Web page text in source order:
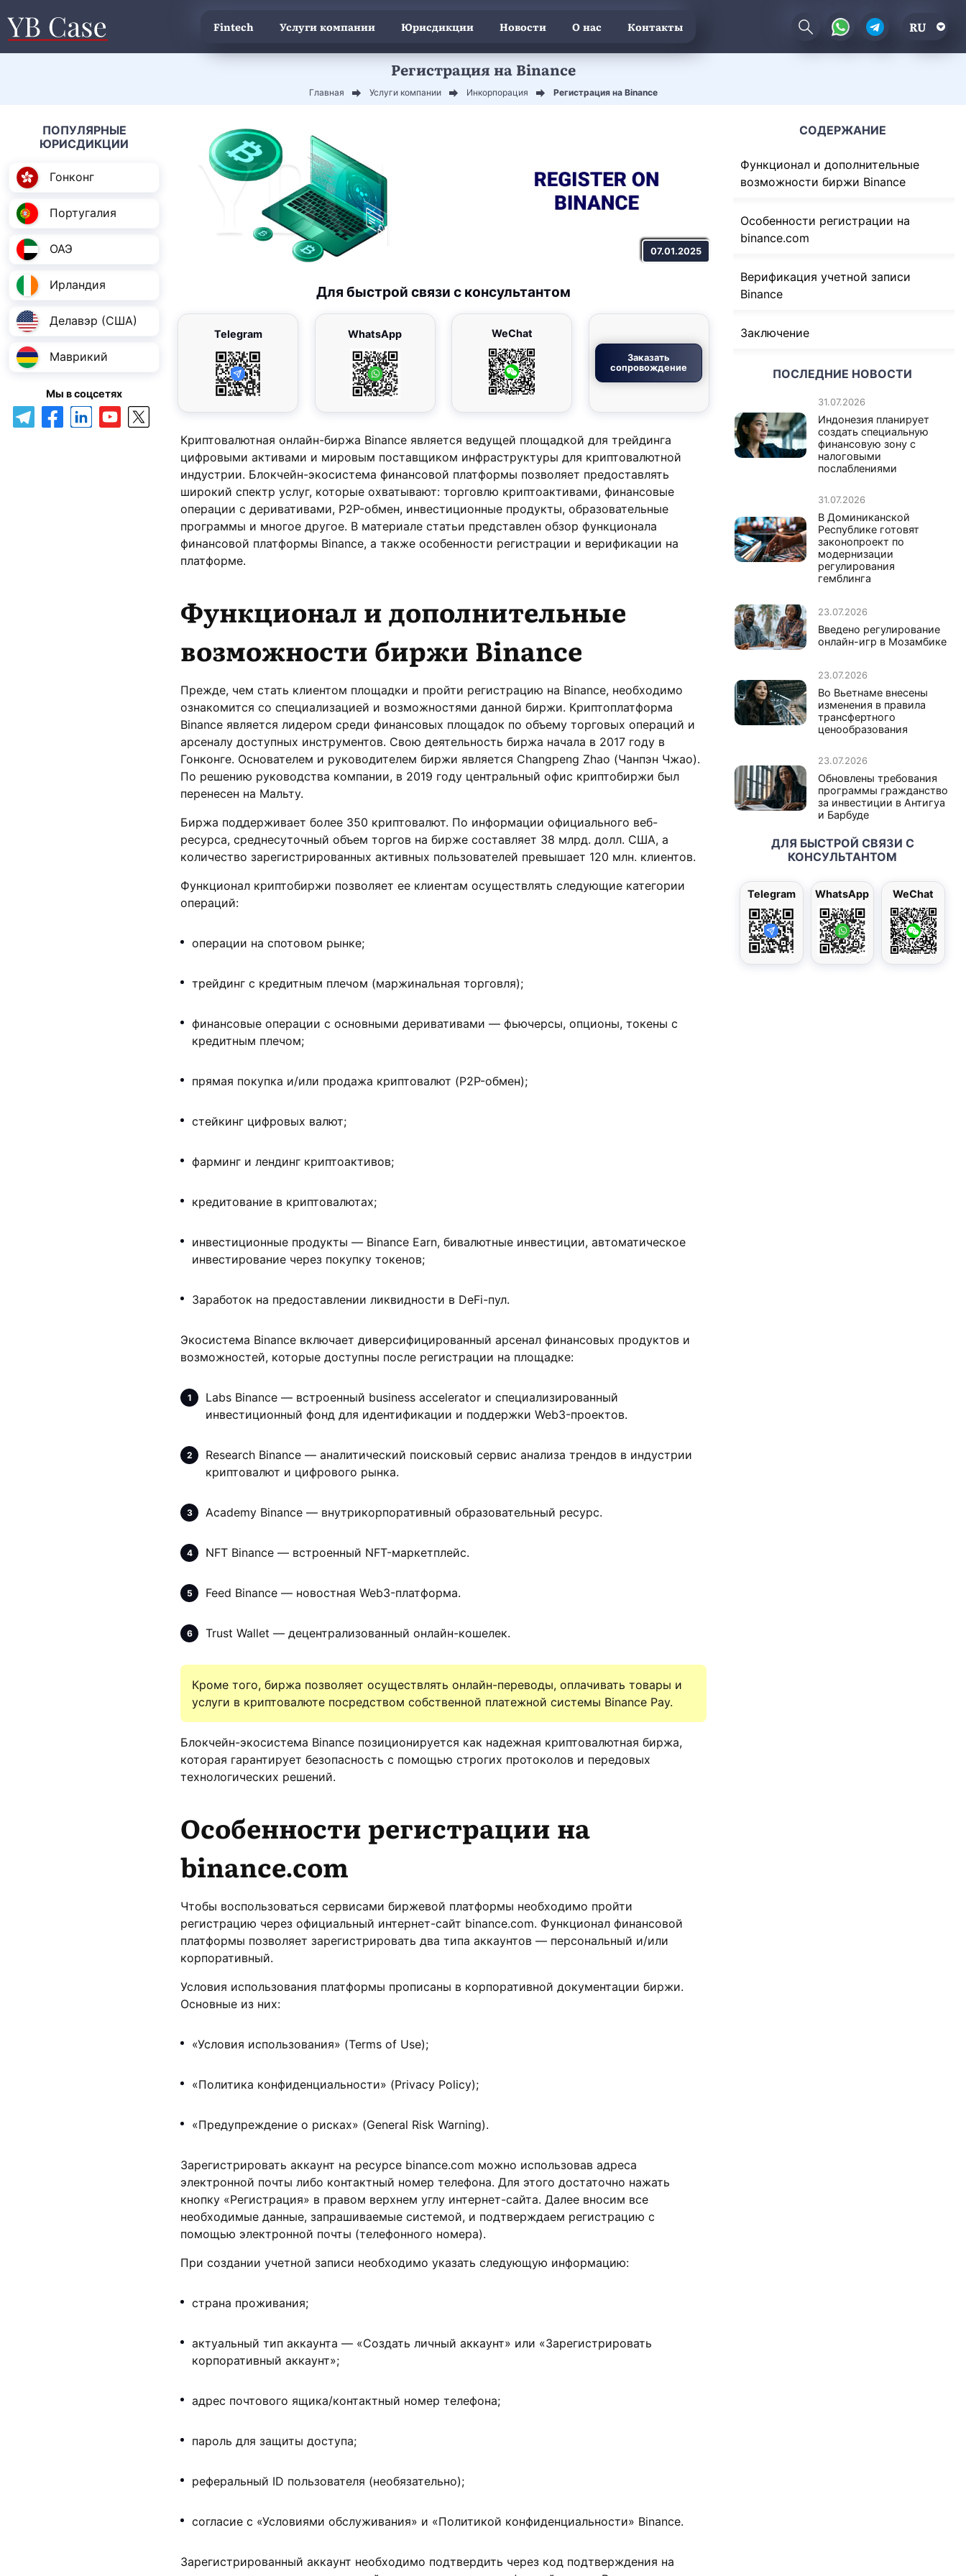
Fintech Услуги компании Юрисдикции Новости О нас Контакты RU
Регистрация на Binance
Главная Услуги компании Инкорпорация Регистрация на Binance
ПОПУЛЯРНЫЕ
ЮРИСДИКЦИИ
Гонконг
Португалия
ОАЭ
Ирландия
Делавэр (США)
Маврикий
Мы в соцсетях
07.01.2025
Для быстрой связи с консультантом
Telegram WhatsApp WeChat
Заказать
сопровождение
Криптовалютная онлайн-биржа Binance является ведущей площадкой для трейдинга
цифровыми активами и мировым поставщиком инфраструктуры для криптовалютной
индустрии. Блокчейн-экосистема финансовой платформы позволяет предоставлять
широкий спектр услуг, которые охватывают: торговлю криптоактивами, финансовые
операции с деривативами, P2P-обмен, инвестиционные продукты, образовательные
программы и многое другое. В материале статьи представлен обзор функционала
финансовой платформы Binance, а также особенности регистрации и верификации на
платформе.
Функционал и дополнительные
возможности биржи Binance
Прежде, чем стать клиентом площадки и пройти регистрацию на Binance, необходимо
ознакомится со специализацией и возможностями данной биржи. Криптоплатформа
Binance является лидером среди финансовых площадок по объему торговых операций и
арсеналу доступных инструментов. Свою деятельность биржа начала в 2017 году в
Гонконге. Основателем и руководителем биржи является Changpeng Zhao (Чанпэн Чжао).
По решению руководства компании, в 2019 году центральный офис криптобиржи был
перенесен на Мальту.
Биржа поддерживает более 350 криптовалют. По информации официального веб-
ресурса, среднесуточный объем торгов на бирже составляет 38 млрд. долл. США, а
количество зарегистрированных активных пользователей превышает 120 млн. клиентов.
Функционал криптобиржи позволяет ее клиентам осуществлять следующие категории
операций:
операции на спотовом рынке;
трейдинг с кредитным плечом (маржинальная торговля);
финансовые операции с основными деривативами — фьючерсы, опционы, токены с
кредитным плечом;
прямая покупка и/или продажа криптовалют (P2P-обмен);
стейкинг цифровых валют;
фарминг и лендинг криптоактивов;
кредитование в криптовалютах;
инвестиционные продукты — Binance Earn, бивалютные инвестиции, автоматическое
инвестирование через покупку токенов;
Заработок на предоставлении ликвидности в DeFi-пул.
Экосистема Binance включает диверсифицированный арсенал финансовых продуктов и
возможностей, которые доступны после регистрации на площадке:
Labs Binance — встроенный business accelerator и специализированный
инвестиционный фонд для идентификации и поддержки Web3-проектов.
Research Binance — аналитический поисковый сервис анализа трендов в индустрии
криптовалют и цифрового рынка.
Academy Binance — внутрикорпоративный образовательный ресурс.
NFT Binance — встроенный NFT-маркетплейс.
Feed Binance — новостная Web3-платформа.
Trust Wallet — децентрализованный онлайн-кошелек.
Кроме того, биржа позволяет осуществлять онлайн-переводы, оплачивать товары и
услуги в криптовалюте посредством собственной платежной системы Binance Pay.
Блокчейн-экосистема Binance позиционируется как надежная криптовалютная биржа,
которая гарантирует безопасность с помощью строгих протоколов и передовых
технологических решений.
Особенности регистрации на
binance.com
Чтобы воспользоваться сервисами биржевой платформы необходимо пройти
регистрацию через официальный интернет-сайт binance.com. Функционал финансовой
платформы позволяет зарегистрировать два типа аккаунтов — персональный и/или
корпоративный.
Условия использования платформы прописаны в корпоративной документации биржи.
Основные из них:
«Условия использования» (Terms of Use);
«Политика конфиденциальности» (Privacy Policy);
«Предупреждение о рисках» (General Risk Warning).
Зарегистрировать аккаунт на ресурсе binance.com можно использовав адреса
электронной почты либо контактный номер телефона. Для этого достаточно нажать
кнопку «Регистрация» в правом верхнем углу интернет-сайта. Далее вносим все
необходимые данные, запрашиваемые системой, и подтверждаем регистрацию с
помощью электронной почты (телефонного номера).
При создании учетной записи необходимо указать следующую информацию:
страна проживания;
актуальный тип аккаунта — «Создать личный аккаунт» или «Зарегистрировать
корпоративный аккаунт»;
адрес почтового ящика/контактный номер телефона;
пароль для защиты доступа;
реферальный ID пользователя (необязательно);
согласие с «Условиями обслуживания» и «Политикой конфиденциальности» Binance.
Зарегистрированный аккаунт необходимо подтвердить через код подтверждения на
СОДЕРЖАНИЕ
Функционал и дополнительные
возможности биржи Binance
Особенности регистрации на
binance.com
Верификация учетной записи
Binance
Заключение
ПОСЛЕДНИЕ НОВОСТИ
31.07.2026
Индонезия планирует
создать специальную
финансовую зону с
налоговыми
послаблениями
31.07.2026
В Доминиканской
Республике готовят
законопроект по
модернизации
регулирования
гемблинга
23.07.2026
Введено регулирование
онлайн-игр в Мозамбике
23.07.2026
Во Вьетнаме внесены
изменения в правила
трансфертного
ценообразования
23.07.2026
Обновлены требования
программы гражданство
за инвестиции в Антигуа
и Барбуде
ДЛЯ БЫСТРОЙ СВЯЗИ С
КОНСУЛЬТАНТОМ
Telegram WhatsApp WeChat